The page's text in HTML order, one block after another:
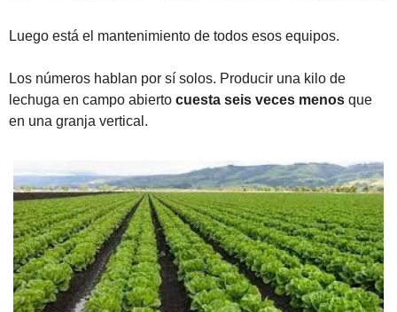
Luego está el mantenimiento de todos esos equipos.
Los números hablan por sí solos. Producir una kilo de
lechuga en campo abierto cuesta seis veces menos que
en una granja vertical.